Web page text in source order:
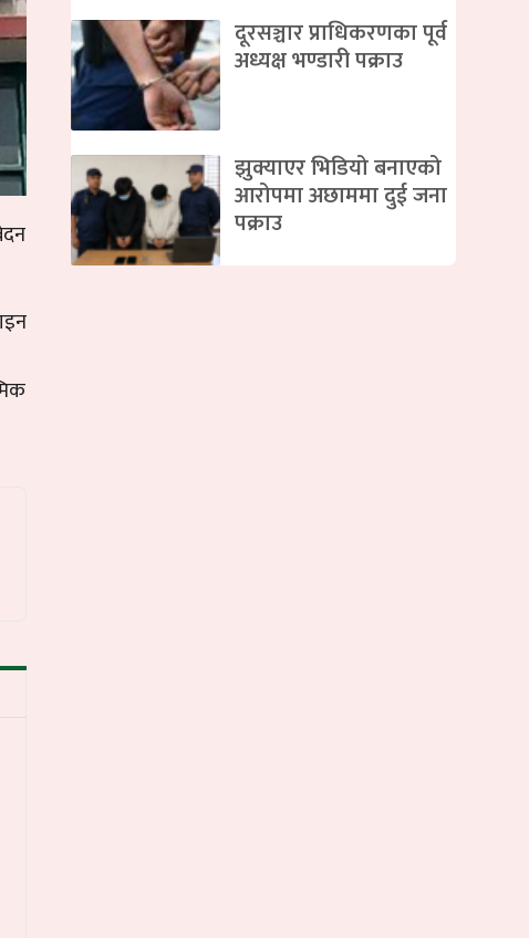
दूरसञ्चार प्राधिकरणका पूर्व
अध्यक्ष भण्डारी पक्राउ
झुक्याएर भिडियो बनाएको
आरोपमा अछाममा दुई जना
पक्राउ